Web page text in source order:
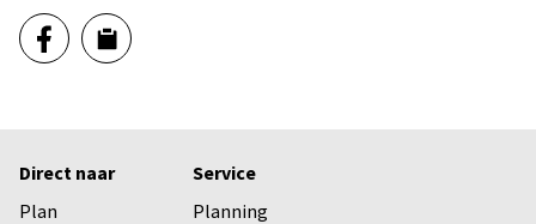
Direct naar
Plan
Service
Planning